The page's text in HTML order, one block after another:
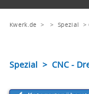
Kwerk.de > >Spezial >
Spezial > CNC -